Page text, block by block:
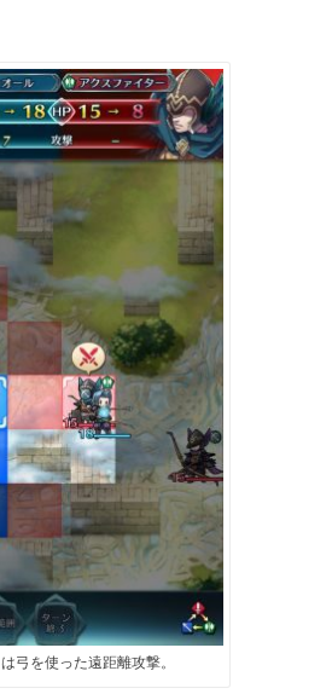
弓を使った遠距離攻撃。